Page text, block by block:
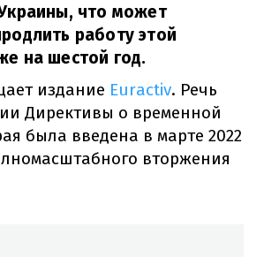
что может
работу этой
на шестой год.
издание Euractiv. Речь
Директивы о временной
была введена в марте 2022
вторжения